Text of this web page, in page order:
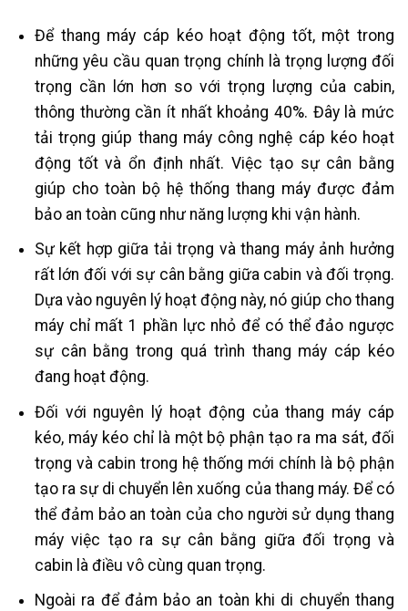
Để thang máy cáp kéo hoạt động tốt, một trong
những yêu cầu quan trọng chính là trọng lượng đối
trọng cần lớn hơn so với trọng lượng của cabin,
thông thường cần ít nhất khoảng 40%. Đây là mức
tải trọng giúp thang máy công nghệ cáp kéo hoạt
động tốt và ổn định nhất. Việc tạo sự cân bằng
giúp cho toàn bộ hệ thống thang máy được đảm
bảo an toàn cũng như năng lượng khi vận hành.
Sự kết hợp giữa tải trọng và thang máy ảnh hưởng
rất lớn đối với sự cân bằng giữa cabin và đối trọng.
Dựa vào nguyên lý hoạt động này, nó giúp cho thang
máy chỉ mất 1 phần lực nhỏ để có thể đảo ngược
sự cân bằng trong quá trình thang máy cáp kéo
đang hoạt động.
Đối với nguyên lý hoạt động của thang máy cáp
kéo, máy kéo chỉ là một bộ phận tạo ra ma sát, đối
trọng và cabin trong hệ thống mới chính là bộ phận
tạo ra sự di chuyển lên xuống của thang máy. Để có
thể đảm bảo an toàn của cho người sử dụng thang
máy việc tạo ra sự cân bằng giữa đối trọng và
cabin là điều vô cùng quan trọng.
Ngoài ra để đảm bảo an toàn khi di chuyển thang